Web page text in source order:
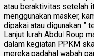
atau beraktivitas setelah
menggunakan masker,
dipakai atau digunakan ”
Lanjut lurah Abdul Roup
dalam kegiatan PPKM
mereka padahal wabah